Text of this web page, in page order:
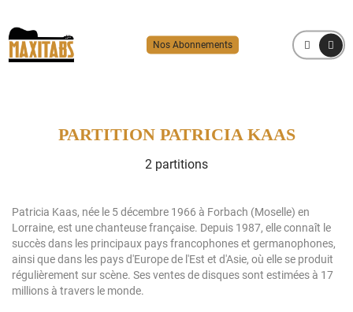
Nos Abonnements MENU
PARTITION PATRICIA KAAS
2 partitions
Patricia Kaas, née le 5 décembre 1966 à Forbach (Moselle) en
Lorraine, est une chanteuse française. Depuis 1987, elle connaît le
succès dans les principaux pays francophones et germanophones,
ainsi que dans les pays d'Europe de l'Est et d'Asie, où elle se produit
régulièrement sur scène. Ses ventes de disques sont estimées à 17
millions à travers le monde.